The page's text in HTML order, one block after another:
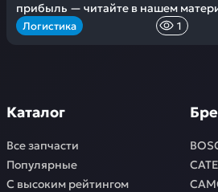
прибыль — читайте в нашем
Логистика 1
Каталог
Все запчасти
Популярные
С высоким рейтингом